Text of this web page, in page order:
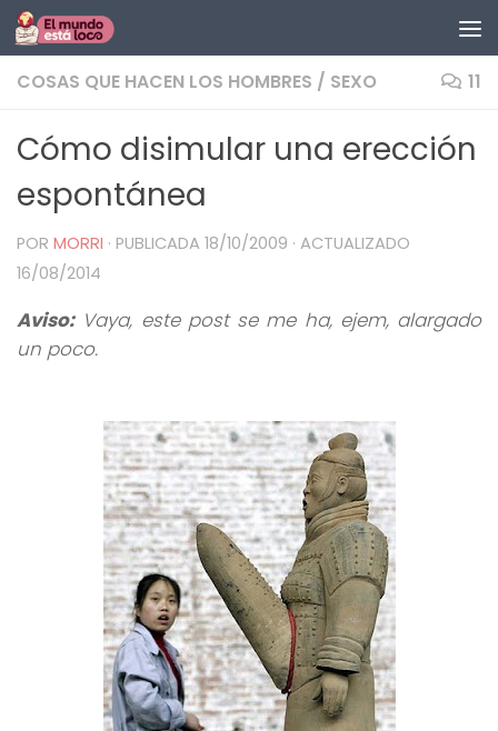
Saltar al contenido
COSAS QUE HACEN LOS HOMBRES / SEXO 11
Cómo disimular una erección
espontánea
POR MORRI · PUBLICADA 18/10/2009 · ACTUALIZADO
16/08/2014
Aviso:Vaya, este post se me ha, ejem, alargado
un poco.